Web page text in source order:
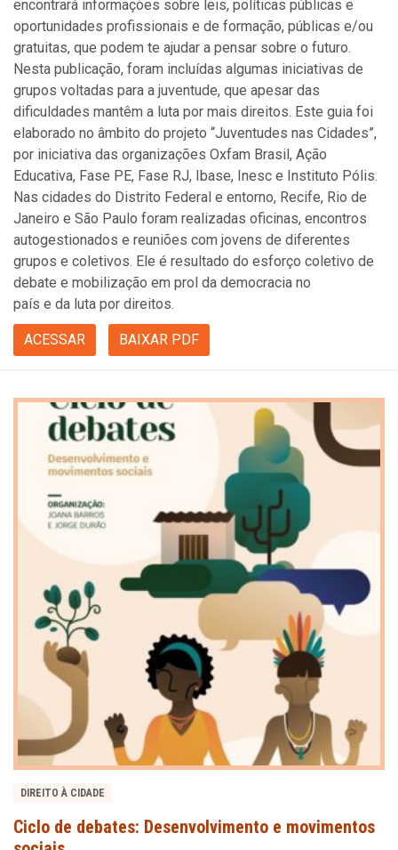
encontrará informações sobre leis, políticas públicas e
oportunidades profissionais e de formação, públicas e/ou
gratuitas, que podem te ajudar a pensar sobre o futuro.
Nesta publicação, foram incluídas algumas iniciativas de
grupos voltadas para a juventude, que apesar das
dificuldades mantêm a luta por mais direitos. Este guia foi
elaborado no âmbito do projeto “Juventudes nas Cidades”,
por iniciativa das organizações Oxfam Brasil, Ação
Educativa, Fase PE, Fase RJ, Ibase, Inesc e Instituto Pólis.
Nas cidades do Distrito Federal e entorno, Recife, Rio de
Janeiro e São Paulo foram realizadas oficinas, encontros
autogestionados e reuniões com jovens de diferentes
grupos e coletivos. Ele é resultado do esforço coletivo de
debate e mobilização em prol da democracia no
país e da luta por direitos.
ACESSAR BAIXAR PDF
DIREITO À CIDADE
Ciclo de debates: Desenvolvimento e movimentos